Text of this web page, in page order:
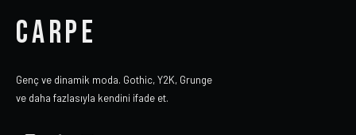
CARPE
Genç ve dinamik moda. Gothic, Y2K, Grunge
ve daha fazlasıyla kendini ifade et.